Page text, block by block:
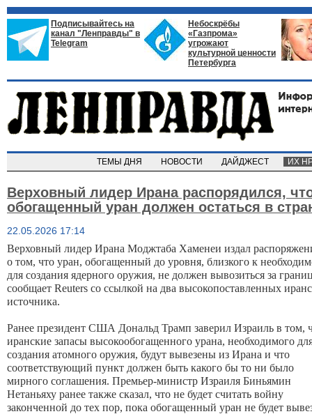
Подписывайтесь на
канал "Ленправды" в
Telegram
Небоскрёбы
«Газпрома»
угрожают
культурной ценности
Петербурга
ТЕМЫ ДНЯ НОВОСТИ ДАЙДЖЕСТ ИХ
Верховный лидер Ирана распорядился,
обогащенный уран должен остаться в
22.05.2026 17:14
Верховный лидер Ирана Моджтаба Хаменеи издал
о том, что уран, обогащенный до уровня, ‌близкого к необходимому
для создания ядерного оружия, не должен вывозиться за
сообщает Reuters со ссылкой на два высокопоставленных
источника.
Ранее президент США Дональд Трамп ‌заверил Израиль в том, что
иранские запасы высокообогащенного урана, необходимого
создания атомного оружия, будут вывезены из Ирана и что
‌соответствующий пункт должен быть какого бы то ни было ​
мирного соглашения. Премьер-министр Израиля Биньямин
Нетаньяху ранее также сказал, что не ‌будет считать войну
законченной до тех пор, пока обогащенный уран не будет